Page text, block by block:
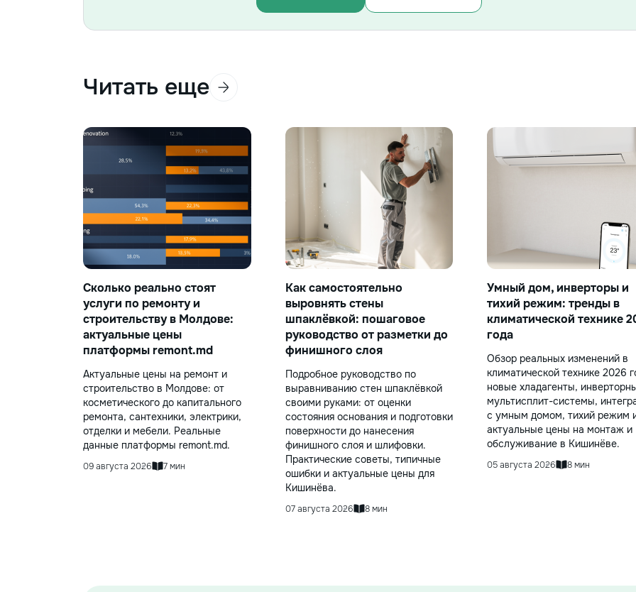
Читать еще
Сколько реально стоят
услуги по ремонту и
строительству в Молдове:
актуальные цены
платформы remont.md
Актуальные цены на ремонт и
строительство в Молдове: от
косметического до капитального
ремонта, сантехники, электрики,
отделки и мебели. Реальные
данные платформы remont.md.
09 августа 2026 7 мин
Как самостоятельно
выровнять стены
шпаклёвкой: пошаговое
руководство от разметки до
финишного слоя
Подробное руководство по
выравниванию стен шпаклёвкой
своими руками: от оценки
состояния основания и подготовки
поверхности до нанесения
финишного слоя и шлифовки.
Практические советы, типичные
ошибки и актуальные цены для
Кишинёва.
07 августа 2026 8 мин
Умный дом, инверторы и
тихий режим: тренды в
климатической технике
года
Обзор реальных изменений в
климатической технике 2026
новые хладагенты,
мультисплит-системы,
с умным домом, тихий режим
актуальные цены на монтаж и
обслуживание в Кишинёве.
05 августа 2026 8 мин